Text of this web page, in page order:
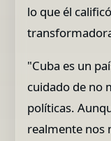
lo que él
"Cuba es un
cuidado de no
políticas.
realmente nos